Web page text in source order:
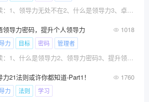
导读：1、领导力无处不在2、什么是领导力3、卓越的?
领导力密码，提升个人领导力 1018
力 目标 密码 管理者
导读：1、什么是领导力2、领导力密码3、提升领导力?
力21法则或许你都知道-Part1！ 1760
力 法则 学习